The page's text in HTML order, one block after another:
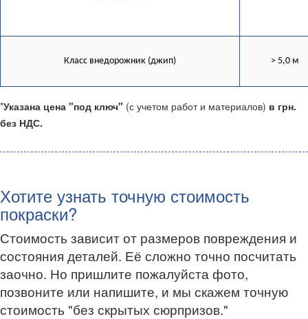
Класс внедорожник (джип) > 5,0 м
*Указана цена "под ключ" (с учетом работ и материалов) в грн.
без НДС.
Хотите узнать точную стоимость
покраски?
Стоимость зависит от размеров повреждения и
состояния деталей. Её сложно точно посчитать
заочно. Но пришлите пожалуйста фото,
позвоните или напишите, и мы скажем точную
стоимость "без скрытых сюрпризов."